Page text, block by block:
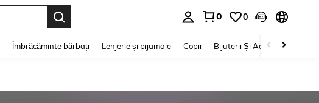
0 0
Îmbrăcăminte bărbați Lenjerie și pijamale Copii Bijuterii Și Accesorii